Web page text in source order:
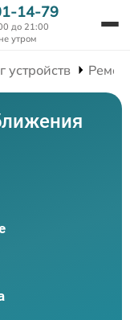
14-79
до 21:00
утром
устройств